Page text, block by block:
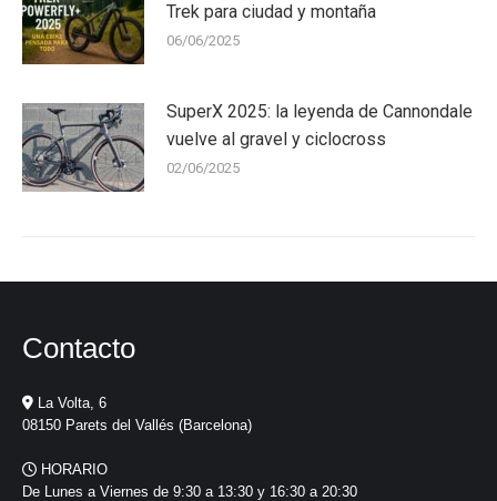
Trek para ciudad y montaña
06/06/2025
SuperX 2025: la leyenda de Cannondale
vuelve al gravel y ciclocross
02/06/2025
Contacto
La Volta, 6
08150 Parets del Vallés (Barcelona)
HORARIO
De Lunes a Viernes de 9:30 a 13:30 y 16:30 a 20:30